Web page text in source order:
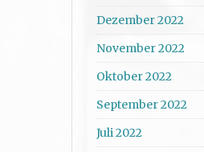
Dezember 2022
November 2022
Oktober 2022
September 2022
Juli 2022